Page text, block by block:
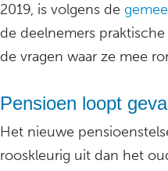
2019, is volgens de
de deelnemers
de vragen waar ze mee
Pensioen loopt
Het nieuwe
rooskleurig uit dan het